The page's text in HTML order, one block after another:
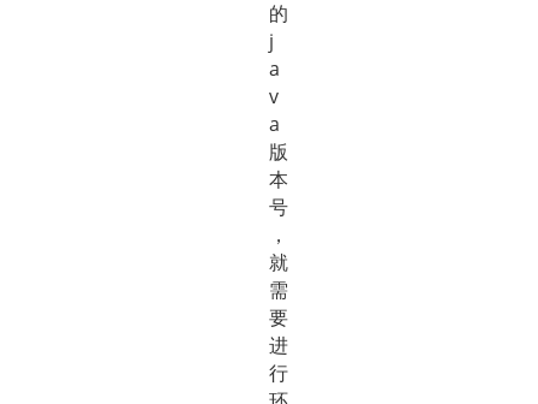
的
j
a
v
a
版
本
号
，
就
需
要
进
行